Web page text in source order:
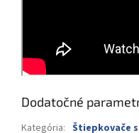
Dodatočné
Kategória: Štiepkovače